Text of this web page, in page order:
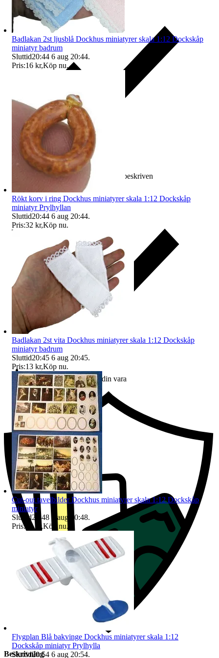
Ersättning om varan inte är som beskriven
Ersättning om du inte får din vara
Beskrivning
Badlakan 2st ljusblå Dockhus miniatyrer skala 1:12 Dockskåp
miniatyr badrum
Sluttid20:44 6 aug 20:44.
Pris:16 kr,Köp nu.
Rökt korv i ring Dockhus miniatyrer skala 1:12 Dockskåp
miniatyr Prylhyllan
Sluttid20:44 6 aug 20:44.
Pris:32 kr,Köp nu.
Badlakan 2st vita Dockhus miniatyrer skala 1:12 Dockskåp
miniatyr badrum
Sluttid20:45 6 aug 20:45.
Pris:13 kr,Köp nu.
Cut-out tavelbilder Dockhus miniatyrer skala 1:12 Dockskåp
miniatyr
Sluttid20:48 6 aug 20:48.
Pris: 31 kr ,Köp nu.
Flygplan Blå bakvinge Dockhus miniatyrer skala 1:12
Dockskåp miniatyr Prylhylla
Sluttid20:54 6 aug 20:54.